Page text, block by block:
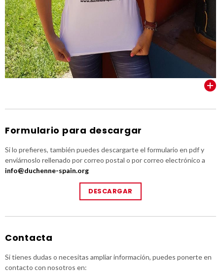
Formulario para descargar
Si lo prefieres, también puedes descargarte el formulario en pdf y
enviárnoslo rellenado por correo postal o por correo electrónico a
info@duchenne-spain.org
DESCARGAR
Contacta
Si tienes dudas o necesitas ampliar información, puedes ponerte en
contacto con nosotros en: